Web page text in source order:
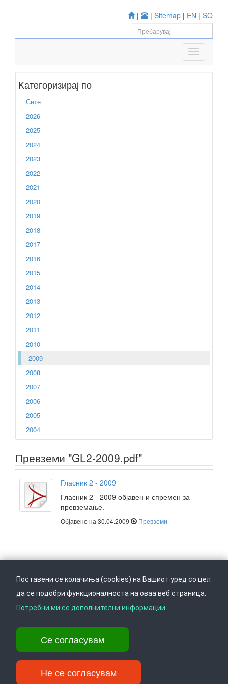
| | Sitemap | EN | SQ
Kатегоризирај по
Сите
2026
2025
2024
2023
2022
2021
2020
2019
2018
2017
2016
2015
2014
2013
2012
2011
2010
2009
2008
2007
2006
2005
2004
Превземи "GL2-2009.pdf"
Гласник 2 - 2009
Гласник 2 - 2009 објавен и спремен за
превземање.
Објавено на 30.04.2009 Превземи
Врати се горе Следете не на
Ул. Даме Груев 14, Катна гаража Беко на 1-виот кат, 1000 Скопје,
Тел: +389 2 3103 601 (641), Факс: +389 2 3137 149 |
info@ippo.gov.mk
Поставени се колачиња (cookies) на Вашиот уред со цел
да се подобри функционалноста на оваа веб страница.
Потребни ми се дополнителни информации
Се согласувам
Не се согласувам